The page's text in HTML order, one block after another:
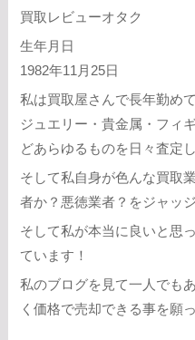
買取レビューオタク
生年月日
1982年11月25日
私は買取屋さんで長年勤め
ジュエリー・貴金属・フィ
どあらゆるものを日々査定
そして私自身が色んな買取
者か？悪徳業者？をジャッ
そして私が本当に良いと思
ています！
私のブログを見て一人でも
く価格で売却できる事を願